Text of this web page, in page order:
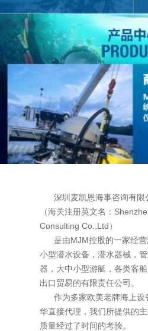
深圳麦凯恩海事咨询有限
（海关注册英文名：
Consulting Co.,Ltd）
是由MJM控股的一家经营
小型潜水设备，潜水器械，
器，大中小型游艇，各类客
出口贸易的有限责任公司。
作为多家欧美老牌海上设
华直接代理，我们所提供的
质量经过了时间的考验。